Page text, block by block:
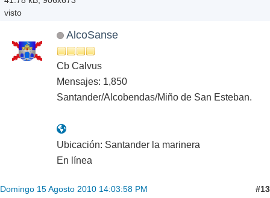
visto
AlcoSanse
Cb Calvus
Mensajes: 1,850
Santander/Alcobendas/Miño de San Esteban.
Ubicación: Santander la marinera
En línea
Domingo 15 Agosto 2010 14:03:58 PM #13